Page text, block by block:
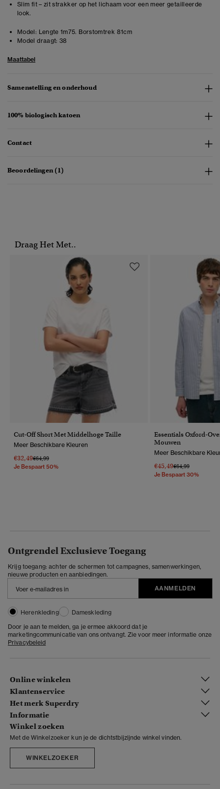
Slim fit – zit strakker op het lichaam voor een meer getailleerde
look.
Model: Lengte 1m75. Borstomtrek 81cm
Model draagt: 38
Maattabel
Samenstelling en onderhoud
100% biologisch katoen
Contact
Beoordelingen (1)
Draag Het Met..
Cut-Off Short Met Middelhoge Taille
Meer Beschikbare Kleuren
€32,49Prijs Verlaagd Van
€64,99Naar
Je Bespaart 50%
Essentials Oxford-
Mouwen
Meer Beschikbare
€45,49Prijs Verlaagd Van
€64,99Naar
Je Bespaart 30%
Ontgrendel Exclusieve Toegang
Krijg toegang: achter de schermen tot campagnes, samenwerkingen,
nieuwe producten en aanbiedingen.
AANMELDEN
Herenkleding
Dameskleding
Door je aan te melden, ga je ermee akkoord dat je
marketingcommunicatie van ons ontvangt. Zie voor meer informatie onze
Privacybeleid
Online winkelen
Klantenservice
Het merk Superdry
Informatie
Winkel zoeken
Met de Winkelzoeker kun je de dichtstbijzijnde winkel vinden.
WINKELZOEKER